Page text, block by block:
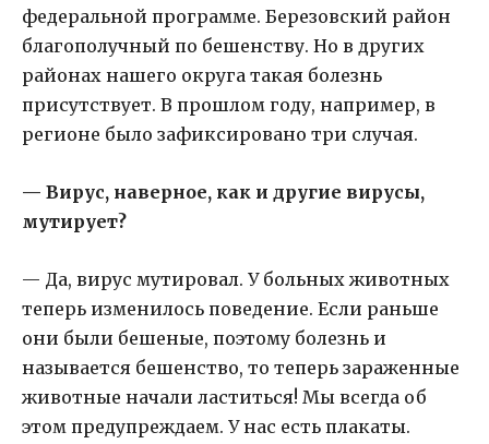
федеральной программе. Березовский район
благополучный по бешенству. Но в других
районах нашего округа такая болезнь
присутствует. В прошлом году, например, в
регионе было зафиксировано три случая.
— Вирус, наверное, как и другие вирусы,
мутирует?
— Да, вирус мутировал. У больных животных
теперь изменилось поведение. Если раньше
они были бешеные, поэтому болезнь и
называется бешенство, то теперь зараженные
животные начали ластиться! Мы всегда об
этом предупреждаем. У нас есть плакаты.